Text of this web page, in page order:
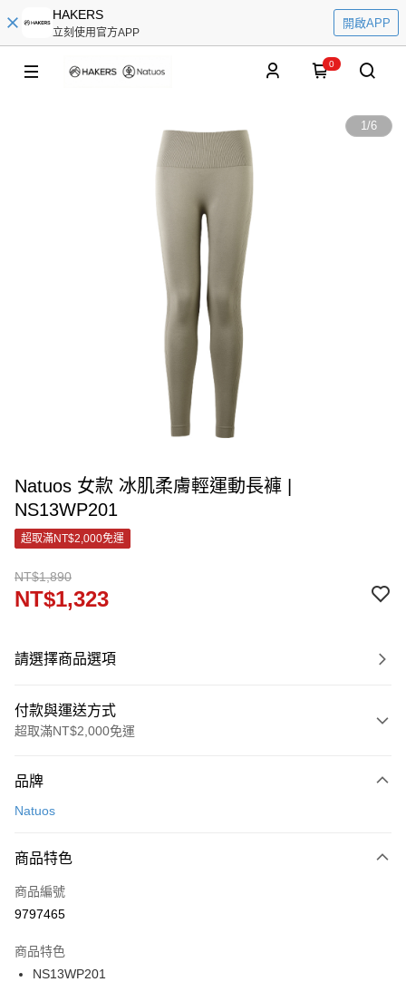
HAKERS
立刻使用官方APP
開啟APP
0
1/6
Natuos 女款 冰肌柔膚輕運動長褲 |
NS13WP201
超取滿NT$2,000免運
NT$1,890
NT$1,323
請選擇商品選項
付款與運送方式
超取滿NT$2,000免運
信用卡一次付款
Apple Pay
街口支付
ATM付款
品牌
Natuos
商品特色
商品編號
9797465
商品特色
NS13WP201